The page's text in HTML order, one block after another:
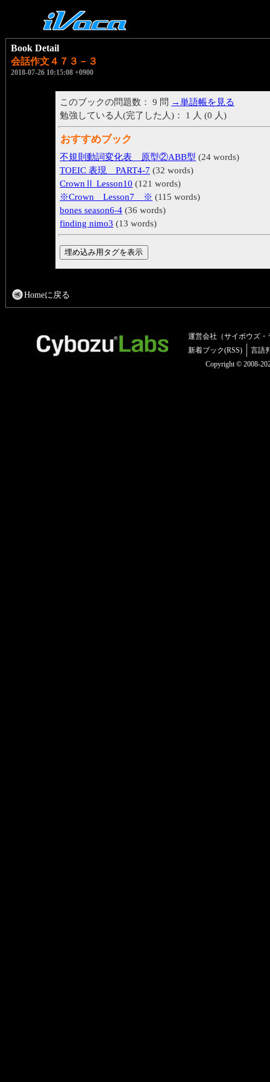
Book Detail
会話作文４７３－３
2018-07-26 10:15:08 +0900
このブックの問題数： 9 問 →単語帳を見る
勉強している人(完了した人)： 1 人 (0 人)
おすすめブック
不規則動詞変化表 原型②ABB型 (24 words)
TOEIC 表現 PART4-7 (32 words)
CrownⅡ Lesson10 (121 words)
※Crown Lesson7 ※ (115 words)
bones season6-4 (36 words)
finding nimo3 (13 words)
Homeに戻る
運営会社（サイボウズ・
新着ブック(RSS)
言語
Copyright © 2008-